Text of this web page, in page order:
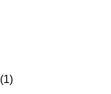
(1)